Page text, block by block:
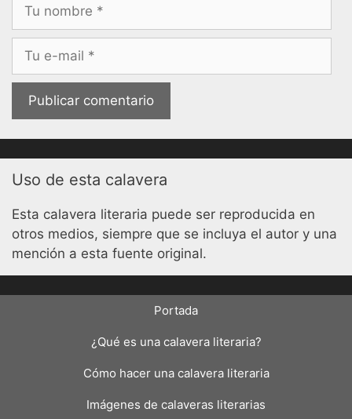
electrónico
Uso de esta calavera
Esta calavera literaria puede ser reproducida en
otros medios, siempre que se incluya el autor y una
mención a esta fuente original.
Portada
¿Qué es una calavera literaria?
Cómo hacer una calavera literaria
Imágenes de calaveras literarias